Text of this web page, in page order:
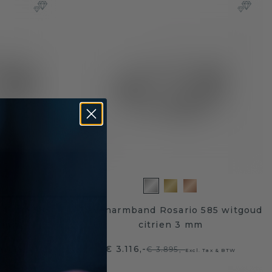
Slavenarmband Rosario 585 witgoud
citrien 3 mm
€ 3.116,-€ 3.895,-Excl. Tax & BTW